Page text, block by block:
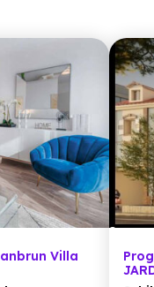
Villa